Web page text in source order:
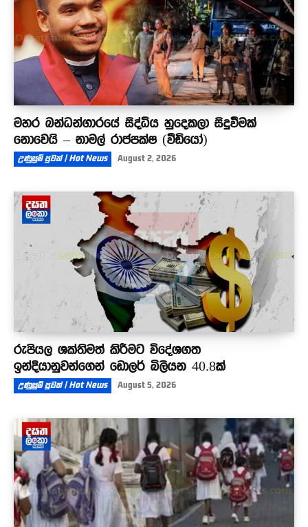
මහර බන්ධන්ගාරයේ සිද්ධිය හුදෙකලා සිදුවීමක්
නොවෙයි – නාමල් රාජපක්ෂ (වීඩියෝ)
උණුසුම් පුවත් | Hot News August 2, 2026
රුපියල ශක්තිමත් කිරීමට විදේශගත
ඉන්දියානුවන්ගෙන් ඩොලර් බිලියන 40.8ක්
උණුසුම් පුවත් | Hot News August 5, 2026